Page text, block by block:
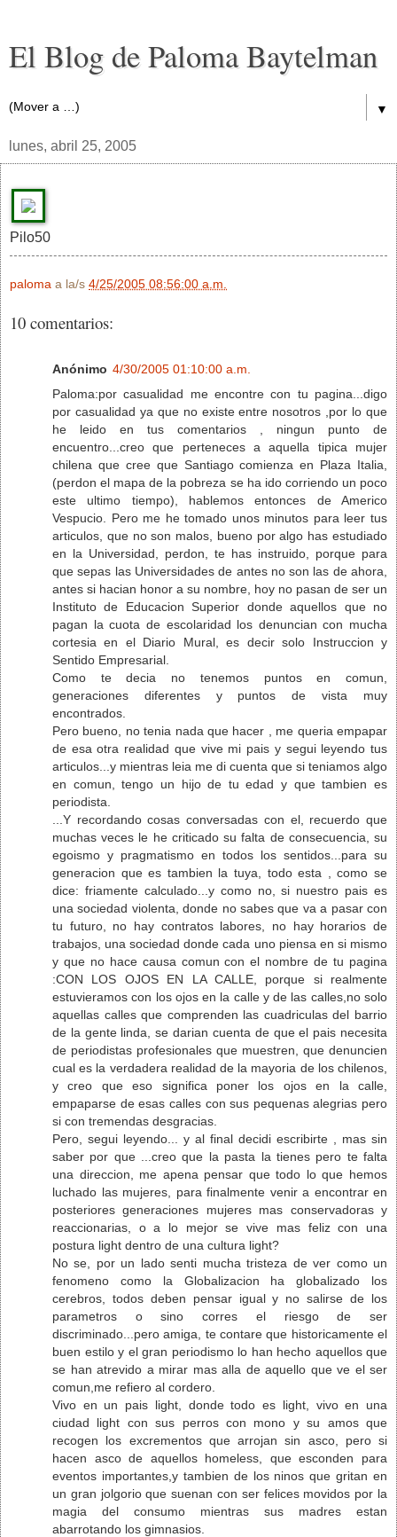
El Blog de Paloma Baytelman
▼
lunes, abril 25, 2005
Pilo50
paloma a la/s 4/25/2005 08:56:00 a.m.
10 comentarios:
Anónimo 4/30/2005 01:10:00 a.m.
Paloma:por casualidad me encontre con tu pagina...digo
por casualidad ya que no existe entre nosotros ,por lo que
he leido en tus comentarios , ningun punto de
encuentro...creo que perteneces a aquella tipica mujer
chilena que cree que Santiago comienza en Plaza Italia,
(perdon el mapa de la pobreza se ha ido corriendo un poco
este ultimo tiempo), hablemos entonces de Americo
Vespucio. Pero me he tomado unos minutos para leer tus
articulos, que no son malos, bueno por algo has estudiado
en la Universidad, perdon, te has instruido, porque para
que sepas las Universidades de antes no son las de ahora,
antes si hacian honor a su nombre, hoy no pasan de ser un
Instituto de Educacion Superior donde aquellos que no
pagan la cuota de escolaridad los denuncian con mucha
cortesia en el Diario Mural, es decir solo Instruccion y
Sentido Empresarial.
Como te decia no tenemos puntos en comun,
generaciones diferentes y puntos de vista muy
encontrados.
Pero bueno, no tenia nada que hacer , me queria empapar
de esa otra realidad que vive mi pais y segui leyendo tus
articulos...y mientras leia me di cuenta que si teniamos algo
en comun, tengo un hijo de tu edad y que tambien es
periodista.
...Y recordando cosas conversadas con el, recuerdo que
muchas veces le he criticado su falta de consecuencia, su
egoismo y pragmatismo en todos los sentidos...para su
generacion que es tambien la tuya, todo esta , como se
dice: friamente calculado...y como no, si nuestro pais es
una sociedad violenta, donde no sabes que va a pasar con
tu futuro, no hay contratos labores, no hay horarios de
trabajos, una sociedad donde cada uno piensa en si mismo
y que no hace causa comun con el nombre de tu pagina
:CON LOS OJOS EN LA CALLE, porque si realmente
estuvieramos con los ojos en la calle y de las calles,no solo
aquellas calles que comprenden las cuadriculas del barrio
de la gente linda, se darian cuenta de que el pais necesita
de periodistas profesionales que muestren, que denuncien
cual es la verdadera realidad de la mayoria de los chilenos,
y creo que eso significa poner los ojos en la calle,
empaparse de esas calles con sus pequenas alegrias pero
si con tremendas desgracias.
Pero, segui leyendo... y al final decidi escribirte , mas sin
saber por que ...creo que la pasta la tienes pero te falta
una direccion, me apena pensar que todo lo que hemos
luchado las mujeres, para finalmente venir a encontrar en
posteriores generaciones mujeres mas conservadoras y
reaccionarias, o a lo mejor se vive mas feliz con una
postura light dentro de una cultura light?
No se, por un lado senti mucha tristeza de ver como un
fenomeno como la Globalizacion ha globalizado los
cerebros, todos deben pensar igual y no salirse de los
parametros o sino corres el riesgo de ser
discriminado...pero amiga, te contare que historicamente el
buen estilo y el gran periodismo lo han hecho aquellos que
se han atrevido a mirar mas alla de aquello que ve el ser
comun,me refiero al cordero.
Vivo en un pais light, donde todo es light, vivo en una
ciudad light con sus perros con mono y su amos que
recogen los excrementos que arrojan sin asco, pero si
hacen asco de aquellos homeless, que esconden para
eventos importantes,y tambien de los ninos que gritan en
un gran jolgorio que suenan con ser felices movidos por la
magia del consumo mientras sus madres estan
abarrotando los gimnasios.